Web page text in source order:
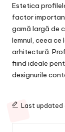
Estetica
factor
gamă largă de
lemnul, ceea
arhitectură.
fiind ideale
designurile
Last updated